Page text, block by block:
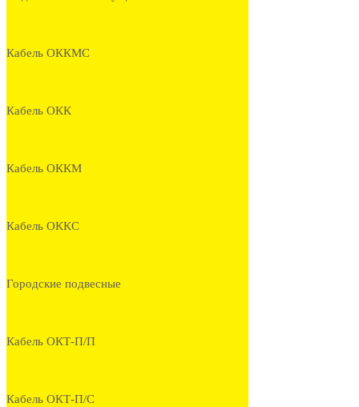
Кабель ОККМС
Кабель ОКК
Кабель ОККМ
Кабель ОККС
Городские подвесные
Кабель ОКТ-П/П
Кабель ОКТ-П/С